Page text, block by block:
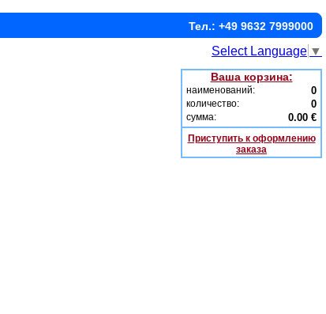
Тел.: +49 9632 7999000
Select Language ▼
Ваша корзина:
наименований: 0
количество: 0
сумма: 0.00 €
Приступить к оформлению
заказа